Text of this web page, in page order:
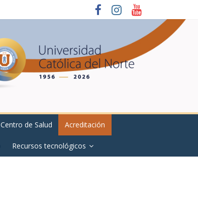
Centro de Salud Acreditación
Recursos tecnológicos